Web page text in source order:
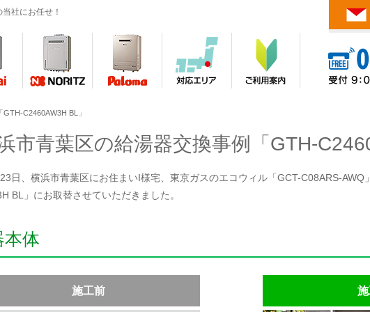
社にお任せ！
C2460AW3H BL」
市青葉区の給湯器交換事例「GTH-
日、横浜市青葉区にお住まいI様宅、東京ガスのエコウィル「GCT-C08ARS-AWQ
BL」にお取替させていただきました。
本体
施工前